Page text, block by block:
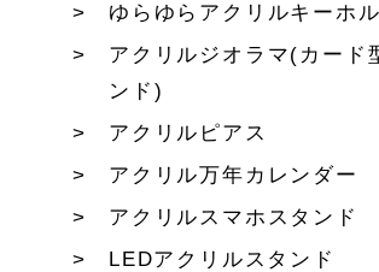
ゆらゆらアクリルキーホ
アクリルジオラマ(カード
ンド)
アクリルピアス
アクリル万年カレンダー
アクリルスマホスタンド
LEDアクリルスタンド